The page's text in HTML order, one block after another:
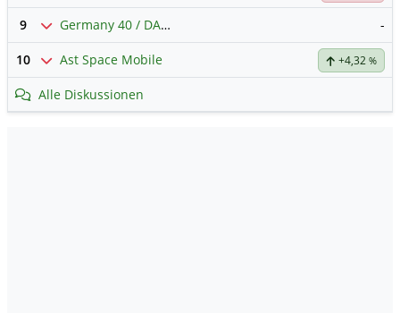
9 Germany 40 / DAX Prognose -
10 Ast Space Mobile +4,32 %
Alle Diskussionen